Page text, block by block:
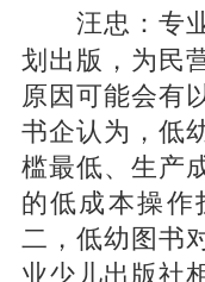
汪忠： 专
划出版，为民
原因可能会有
书企认为，低
槛最低、生产
的低成本操
二，低幼图书
业少儿出版社